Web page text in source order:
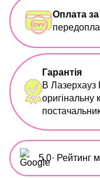
Оплата за
Гарантія
В Лазерхауз
оригінальну
5,0· Рейтинг